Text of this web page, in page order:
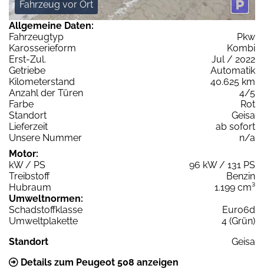
Fahrzeug vor Ort
Allgemeine Daten:
Fahrzeugtyp
Pkw
Karosserieform
Kombi
Erst-Zul.
Jul / 2022
Getriebe
Automatik
Kilometerstand
40.625 km
Anzahl der Türen
4/5
Farbe
Rot
Standort
Geisa
Lieferzeit
ab sofort
Unsere Nummer
n/a
Motor:
kW / PS
96 kW / 131 PS
Treibstoff
Benzin
Hubraum
1.199 cm³
Umweltnormen:
Schadstoffklasse
Euro6d
Umweltplakette
4 (Grün)
Standort
Geisa
Details zum Peugeot 508 anzeigen